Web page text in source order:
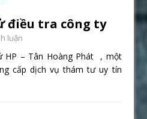
điều tra công ty
luận
HP – Tân Hoàng Phát , một
cấp dịch vụ thám tư uy tín